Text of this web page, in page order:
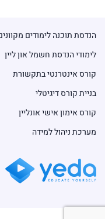
הנדסת תוכנה לימודים
לימודי הנדסת חשמל און ליין
קורס אינטרנטי בתקשורת
בניית קורס דיגיטלי
קורס אימון אישי אונליין
מערכת ניהול למידה